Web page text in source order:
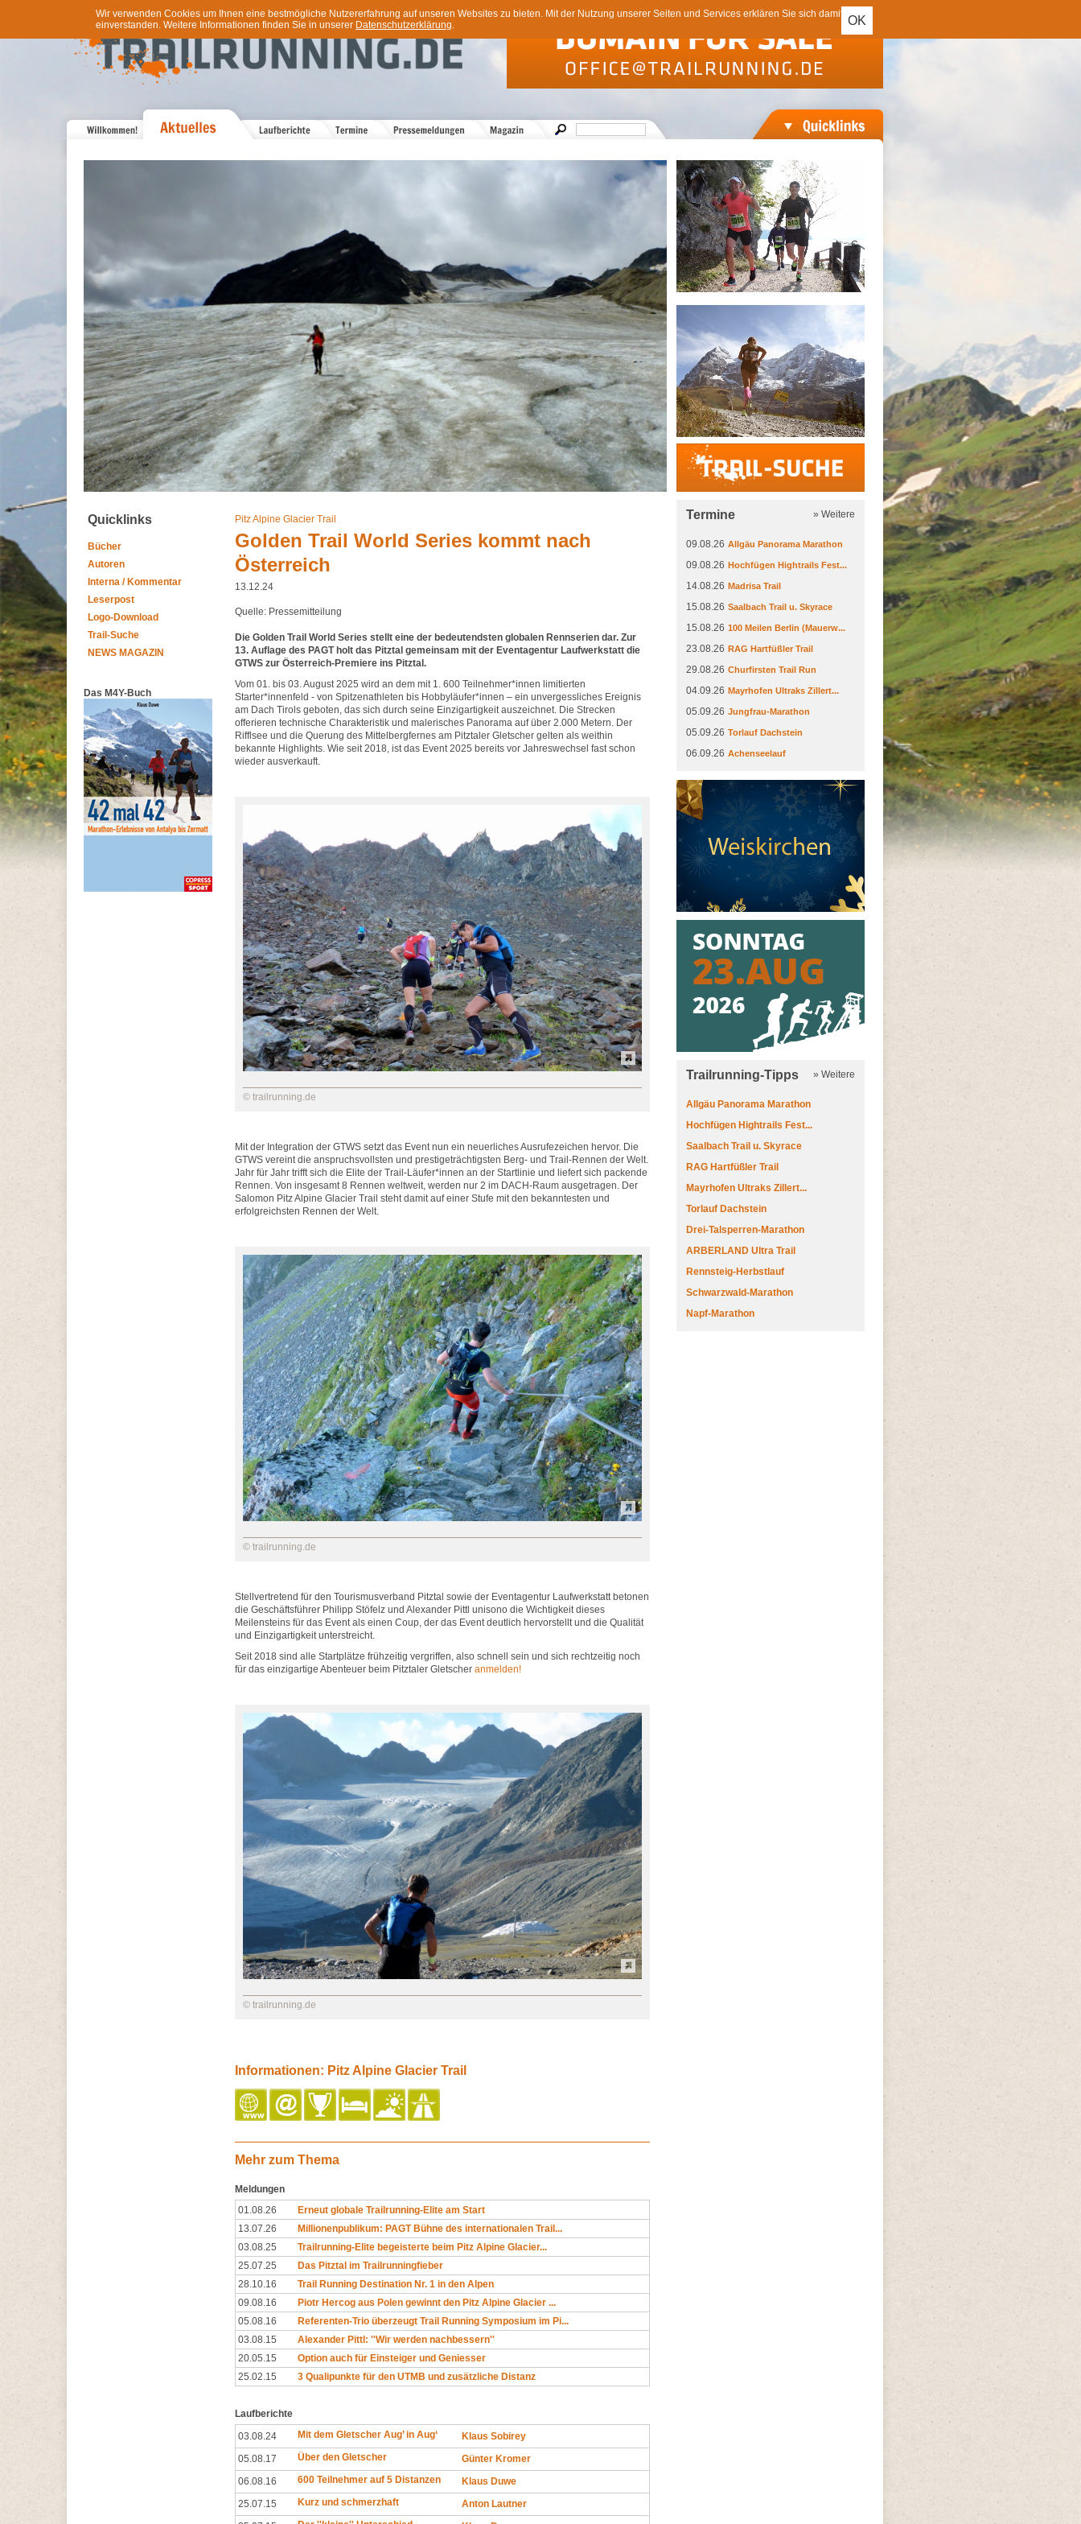
OK
Wir verwenden Cookies um Ihnen eine bestmögliche Nutzererfahrung auf unseren Websites zu bieten. Mit der Nutzung unserer Seiten und Services erklären Sie sich damit
einverstanden. Weitere Informationen finden Sie in unserer Datenschutzerklärung.
Trail-Suche
Quicklinks
Bücher
Autoren
Interna / Kommentar
Leserpost
Logo-Download
Trail-Suche
NEWS MAGAZIN
Das M4Y-Buch
Pitz Alpine Glacier Trail
Golden Trail World Series kommt nach
Österreich
13.12.24
Quelle: Pressemitteilung
Die Golden Trail World Series stellt eine der bedeutendsten globalen Rennserien dar. Zur
13. Auflage des PAGT holt das Pitztal gemeinsam mit der Eventagentur Laufwerkstatt die
GTWS zur Österreich-Premiere ins Pitztal.
Vom 01. bis 03. August 2025 wird an dem mit 1. 600 Teilnehmer*innen limitierten
Starter*innenfeld - von Spitzenathleten bis Hobbyläufer*innen – ein unvergessliches Ereignis
am Dach Tirols geboten, das sich durch seine Einzigartigkeit auszeichnet. Die Strecken
offerieren technische Charakteristik und malerisches Panorama auf über 2.000 Metern. Der
Rifflsee und die Querung des Mittelbergfernes am Pitztaler Gletscher gelten als weithin
bekannte Highlights. Wie seit 2018, ist das Event 2025 bereits vor Jahreswechsel fast schon
wieder ausverkauft.
© trailrunning.de
Mit der Integration der GTWS setzt das Event nun ein neuerliches Ausrufezeichen hervor. Die
GTWS vereint die anspruchsvollsten und prestigeträchtigsten Berg- und Trail-Rennen der Welt.
Jahr für Jahr trifft sich die Elite der Trail-Läufer*innen an der Startlinie und liefert sich packende
Rennen. Von insgesamt 8 Rennen weltweit, werden nur 2 im DACH-Raum ausgetragen. Der
Salomon Pitz Alpine Glacier Trail steht damit auf einer Stufe mit den bekanntesten und
erfolgreichsten Rennen der Welt.
© trailrunning.de
Stellvertretend für den Tourismusverband Pitztal sowie der Eventagentur Laufwerkstatt betonen
die Geschäftsführer Philipp Stöfelz und Alexander Pittl unisono die Wichtigkeit dieses
Meilensteins für das Event als einen Coup, der das Event deutlich hervorstellt und die Qualität
und Einzigartigkeit unterstreicht.
Seit 2018 sind alle Startplätze frühzeitig vergriffen, also schnell sein und sich rechtzeitig noch
für das einzigartige Abenteuer beim Pitztaler Gletscher anmelden!
© trailrunning.de
Informationen: Pitz Alpine Glacier Trail
Mehr zum Thema
Meldungen
01.08.26
Erneut globale Trailrunning-Elite am Start
13.07.26
Millionenpublikum: PAGT Bühne des internationalen Trail...
03.08.25
Trailrunning-Elite begeisterte beim Pitz Alpine Glacier...
25.07.25
Das Pitztal im Trailrunningfieber
28.10.16
Trail Running Destination Nr. 1 in den Alpen
09.08.16
Piotr Hercog aus Polen gewinnt den Pitz Alpine Glacier ...
05.08.16
Referenten-Trio überzeugt Trail Running Symposium im Pi...
03.08.15
Alexander Pittl: ''Wir werden nachbessern''
20.05.15
Option auch für Einsteiger und Geniesser
25.02.15
3 Qualipunkte für den UTMB und zusätzliche Distanz
Laufberichte
03.08.24
Mit dem Gletscher Aug’ in Aug‘
Klaus Sobirey
05.08.17
Über den Gletscher
Günter Kromer
06.08.16
600 Teilnehmer auf 5 Distanzen
Klaus Duwe
25.07.15
Kurz und schmerzhaft
Anton Lautner
Termine » Weitere
09.08.26 Allgäu Panorama Marathon
09.08.26 Hochfügen Hightrails Fest...
14.08.26 Madrisa Trail
15.08.26 Saalbach Trail u. Skyrace
15.08.26 100 Meilen Berlin (Mauerw...
23.08.26 RAG Hartfüßler Trail
29.08.26 Churfirsten Trail Run
04.09.26 Mayrhofen Ultraks Zillert...
05.09.26 Jungfrau-Marathon
05.09.26 Torlauf Dachstein
06.09.26 Achenseelauf
Trailrunning-Tipps » Weitere
Allgäu Panorama Marathon
Hochfügen Hightrails Fest...
Saalbach Trail u. Skyrace
RAG Hartfüßler Trail
Mayrhofen Ultraks Zillert...
Torlauf Dachstein
Drei-Talsperren-Marathon
ARBERLAND Ultra Trail
Rennsteig-Herbstlauf
Schwarzwald-Marathon
Napf-Marathon